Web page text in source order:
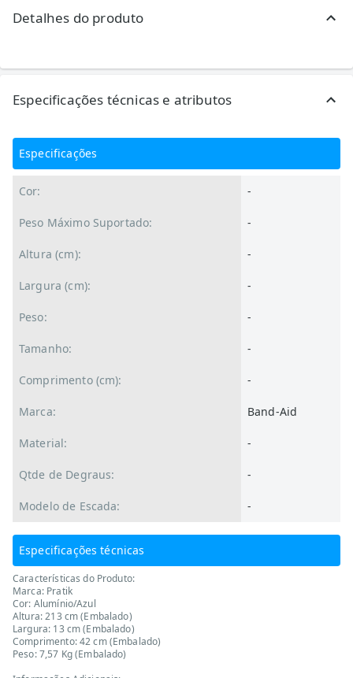
Detalhes do produto
Especificações técnicas e atributos
Especificações
Cor: -
Peso Máximo Suportado: -
Altura (cm): -
Largura (cm): -
Peso: -
Tamanho: -
Comprimento (cm): -
Marca: Band-Aid
Material: -
Qtde de Degraus: -
Modelo de Escada: -
Especificações técnicas
Características do Produto:
Marca: Pratik
Cor: Alumínio/Azul
Altura: 213 cm (Embalado)
Largura: 13 cm (Embalado)
Comprimento: 42 cm (Embalado)
Peso: 7,57 Kg (Embalado)